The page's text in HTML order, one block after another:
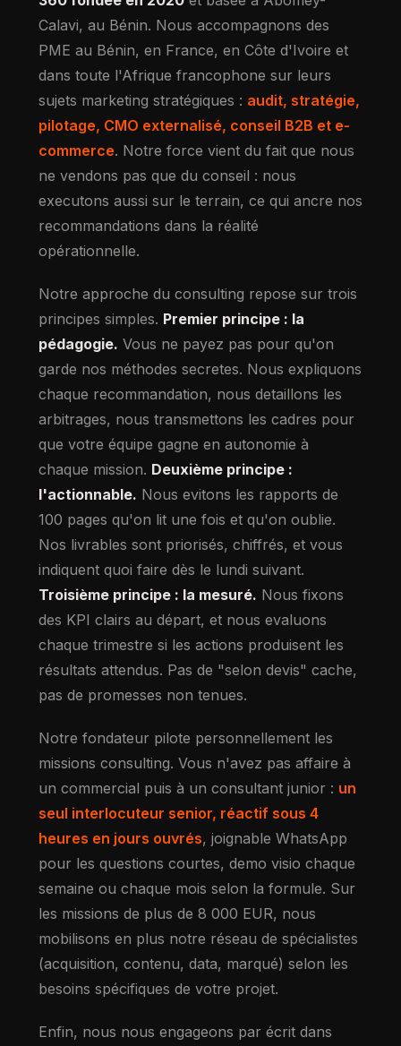
Calavi, au Bénin. Nous accompagnons des
PME au Bénin, en France, en Côte d'Ivoire et
dans toute l'Afrique francophone sur leurs
sujets marketing stratégiques : audit, stratégie,
pilotage, CMO externalisé, conseil B2B et e-
commerce. Notre force vient du fait que nous
ne vendons pas que du conseil : nous
executons aussi sur le terrain, ce qui ancre nos
recommandations dans la réalité
opérationnelle.
Notre approche du consulting repose sur trois
principes simples. Premier principe : la
pédagogie. Vous ne payez pas pour qu'on
garde nos méthodes secretes. Nous expliquons
chaque recommandation, nous detaillons les
arbitrages, nous transmettons les cadres pour
que votre équipe gagne en autonomie à
chaque mission. Deuxième principe :
l'actionnable. Nous evitons les rapports de
100 pages qu'on lit une fois et qu'on oublie.
Nos livrables sont priorisés, chiffrés, et vous
indiquent quoi faire dès le lundi suivant.
Troisième principe : la mesuré. Nous fixons
des KPI clairs au départ, et nous evaluons
chaque trimestre si les actions produisent les
résultats attendus. Pas de "selon devis" cache,
pas de promesses non tenues.
Notre fondateur pilote personnellement les
missions consulting. Vous n'avez pas affaire à
un commercial puis à un consultant junior : un
seul interlocuteur senior, réactif sous 4
heures en jours ouvrés, joignable WhatsApp
pour les questions courtes, demo visio chaque
semaine ou chaque mois selon la formule. Sur
les missions de plus de 8 000 EUR, nous
mobilisons en plus notre réseau de spécialistes
(acquisition, contenu, data, marqué) selon les
besoins spécifiques de votre projet.
Enfin, nous nous engageons par écrit dans